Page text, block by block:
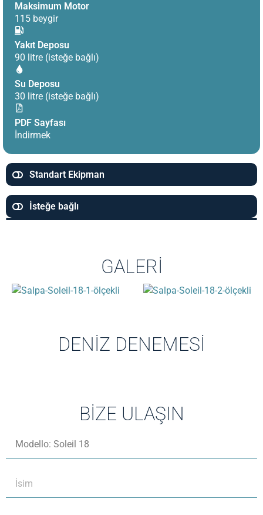
Maksimum Motor
115 beygir
Yakıt Deposu
90 litre (isteğe bağlı)
Su Deposu
30 litre (isteğe bağlı)
PDF Sayfası
İndirmek
Standart Ekipman
İsteğe bağlı
GALERI
DENIZ DENEMESI
BIZE ULAŞIN